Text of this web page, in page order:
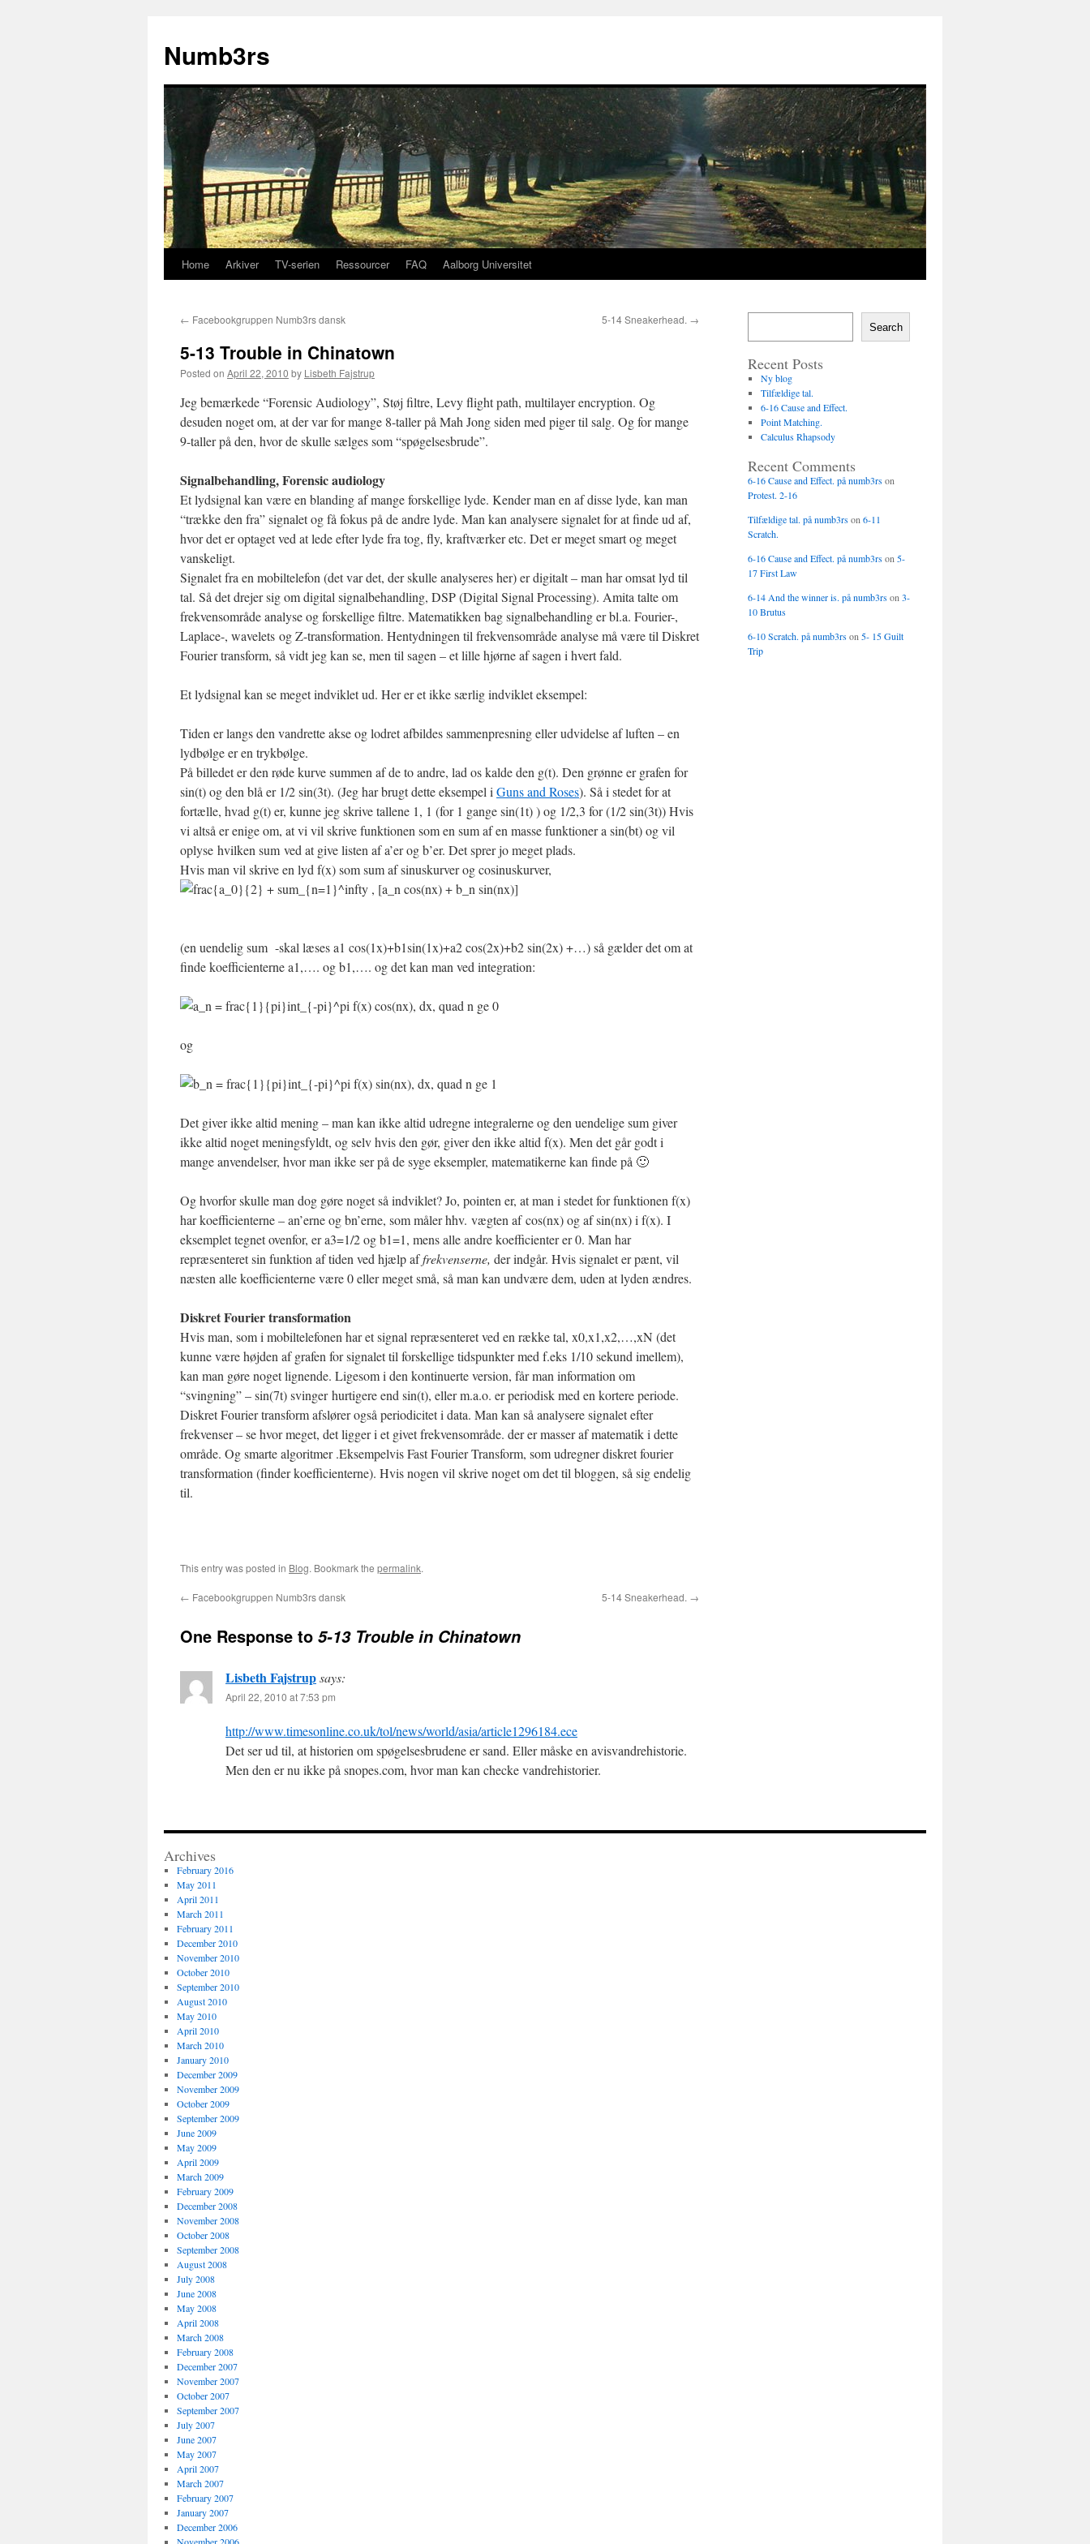
content
Numb3rs
Home Arkiver TV-serien Ressourcer FAQ Aalborg Universitet
← Facebookgruppen Numb3rs dansk 5-14 Sneakerhead. →
5-13 Trouble in Chinatown
Posted on April 22, 2010 by Lisbeth Fajstrup
Jeg bemærkede “Forensic Audiology”, Støj filtre, Levy flight path, multilayer encryption. Og
desuden noget om, at der var for mange 8-taller på Mah Jong siden med piger til salg. Og for mange
9-taller på den, hvor de skulle sælges som “spøgelsesbrude”.
Signalbehandling, Forensic audiology
Et lydsignal kan være en blanding af mange forskellige lyde. Kender man en af disse lyde, kan man
“trække den fra” signalet og få fokus på de andre lyde. Man kan analysere signalet for at finde ud af,
hvor det er optaget ved at lede efter lyde fra tog, fly, kraftværker etc. Det er meget smart og meget
vanskeligt.
Signalet fra en mobiltelefon (det var det, der skulle analyseres her) er digitalt – man har omsat lyd til
tal. Så det drejer sig om digital signalbehandling, DSP (Digital Signal Processing). Amita talte om
frekvensområde analyse og forskellige filtre. Matematikken bag signalbehandling er bl.a. Fourier-,
Laplace-, wavelets og Z-transformation. Hentydningen til frekvensområde analyse må være til Diskret
Fourier transform, så vidt jeg kan se, men til sagen – et lille hjørne af sagen i hvert fald.
Et lydsignal kan se meget indviklet ud. Her er et ikke særlig indviklet eksempel:
Tiden er langs den vandrette akse og lodret afbildes sammenpresning eller udvidelse af luften – en
lydbølge er en trykbølge.
På billedet er den røde kurve summen af de to andre, lad os kalde den g(t). Den grønne er grafen for
sin(t) og den blå er 1/2 sin(3t). (Jeg har brugt dette eksempel i Guns and Roses). Så i stedet for at
fortælle, hvad g(t) er, kunne jeg skrive tallene 1, 1 (for 1 gange sin(1t) ) og 1/2,3 for (1/2 sin(3t)) Hvis
vi altså er enige om, at vi vil skrive funktionen som en sum af en masse funktioner a sin(bt) og vil
oplyse hvilken sum ved at give listen af a’er og b’er. Det sprer jo meget plads.
Hvis man vil skrive en lyd f(x) som sum af sinuskurver og cosinuskurver,
(en uendelig sum -skal læses a1 cos(1x)+b1sin(1x)+a2 cos(2x)+b2 sin(2x) +…) så gælder det om at
finde koefficienterne a1,…. og b1,…. og det kan man ved integration:
og
Det giver ikke altid mening – man kan ikke altid udregne integralerne og den uendelige sum giver
ikke altid noget meningsfyldt, og selv hvis den gør, giver den ikke altid f(x). Men det går godt i
mange anvendelser, hvor man ikke ser på de syge eksempler, matematikerne kan finde på 🙂
Og hvorfor skulle man dog gøre noget så indviklet? Jo, pointen er, at man i stedet for funktionen f(x)
har koefficienterne – an’erne og bn’erne, som måler hhv. vægten af cos(nx) og af sin(nx) i f(x). I
eksemplet tegnet ovenfor, er a3=1/2 og b1=1, mens alle andre koefficienter er 0. Man har
repræsenteret sin funktion af tiden ved hjælp affrekvenserne, der indgår. Hvis signalet er pænt, vil
næsten alle koefficienterne være 0 eller meget små, så man kan undvære dem, uden at lyden ændres.
Diskret Fourier transformation
Hvis man, som i mobiltelefonen har et signal repræsenteret ved en række tal, x0,x1,x2,…,xN (det
kunne være højden af grafen for signalet til forskellige tidspunkter med f.eks 1/10 sekund imellem),
kan man gøre noget lignende. Ligesom i den kontinuerte version, får man information om
“svingning” – sin(7t) svinger hurtigere end sin(t), eller m.a.o. er periodisk med en kortere periode.
Diskret Fourier transform afslører også periodicitet i data. Man kan så analysere signalet efter
frekvenser – se hvor meget, det ligger i et givet frekvensområde. der er masser af matematik i dette
område. Og smarte algoritmer .Eksempelvis Fast Fourier Transform, som udregner diskret fourier
transformation (finder koefficienterne). Hvis nogen vil skrive noget om det til bloggen, så sig endelig
til.
This entry was posted in Blog. Bookmark the permalink.
← Facebookgruppen Numb3rs dansk 5-14 Sneakerhead. →
One Response to 5-13 Trouble in Chinatown
Lisbeth Fajstrupsays:
April 22, 2010 at 7:53 pm
http://www.timesonline.co.uk/tol/news/world/asia/article1296184.ece
Det ser ud til, at historien om spøgelsesbrudene er sand. Eller måske en avisvandrehistorie.
Men den er nu ikke på snopes.com, hvor man kan checke vandrehistorier.
Search
Recent Posts
Ny blog
Tilfældige tal.
6-16 Cause and Effect.
Point Matching.
Calculus Rhapsody
Recent Comments
6-16 Cause and Effect. på numb3rson
Protest. 2-16
Tilfældige tal. på numb3rson 6-11
Scratch.
6-16 Cause and Effect. på numb3rson 5-
17 First Law
6-14 And the winner is. på numb3rson 3-
10 Brutus
6-10 Scratch. på numb3rson 5- 15 Guilt
Trip
Archives
February 2016
May 2011
April 2011
March 2011
February 2011
December 2010
November 2010
October 2010
September 2010
August 2010
May 2010
April 2010
March 2010
January 2010
December 2009
November 2009
October 2009
September 2009
June 2009
May 2009
April 2009
March 2009
February 2009
December 2008
November 2008
October 2008
September 2008
August 2008
July 2008
June 2008
May 2008
April 2008
March 2008
February 2008
December 2007
November 2007
October 2007
September 2007
July 2007
June 2007
May 2007
April 2007
March 2007
February 2007
January 2007
December 2006